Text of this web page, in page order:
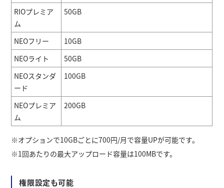
RIOプレミア
ム
50GB
NEOフリー
10GB
NEOライト
50GB
NEOスタンダ
ード
100GB
NEOプレミア
ム
200GB
※オプションで10GBごとに700円/月で容量UPが可能です。
※1回あたりの最大アップロード容量は100MBです。
権限設定も可能